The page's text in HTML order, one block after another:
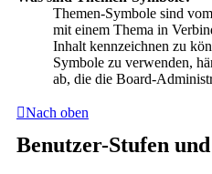
Themen-Symbole sind
mit einem Thema in
Inhalt kennzeichnen zu
Symbole zu verwenden,
ab, die die Board-
Nach oben
Benutzer-Stufen